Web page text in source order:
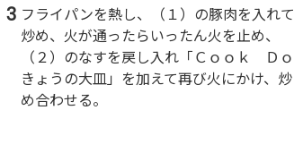
3 フライパンを熱し、（１）の豚肉を入れて
炒め、火が通ったらいったん火を止め、
（２）のなすを戻し入れ「Ｃｏｏｋ Ｄｏ
きょうの大皿」を加えて再び火にかけ、炒
め合わせる。